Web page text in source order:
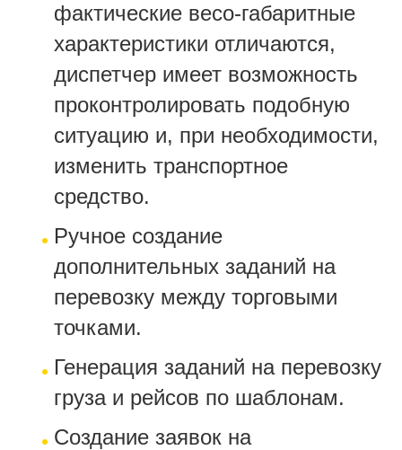
фактические весо-габаритные
характеристики отличаются,
диспетчер имеет возможность
проконтролировать подобную
ситуацию и, при необходимости,
изменить транспортное
средство.
Ручное создание
дополнительных заданий на
перевозку между торговыми
точками.
Генерация заданий на перевозку
груза и рейсов по шаблонам.
Создание заявок на